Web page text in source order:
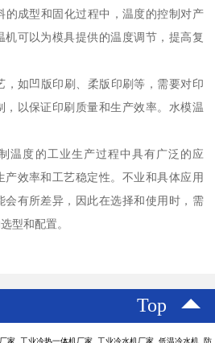
的成型和固化过程中，温度的控制对产
可以为模具提供的温度调节，提高复
，如凹版印刷、柔版印刷等，需要对印
，以保证印刷质量和生产效率。水模温
温度的工业生产过程中具有广泛的应
产效率和工艺稳定性。不业和具体应用
会有所差异，因此在选择和使用时，需
型和配置。
Top
家 工业冷热一体机厂家 工业冷水机厂家 低温冷水机 防